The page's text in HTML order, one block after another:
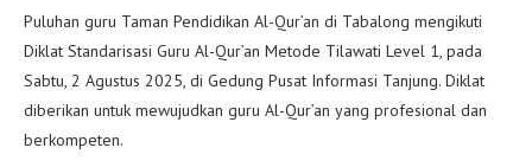
Puluhan guru Taman Pendidikan Al-Qur’an di Tabalong mengikuti
Diklat Standarisasi Guru Al-Qur’an Metode Tilawati Level 1, pada
Sabtu, 2 Agustus 2025, di Gedung Pusat Informasi Tanjung. Diklat
diberikan untuk mewujudkan guru Al-Qur’an yang profesional dan
berkompeten.